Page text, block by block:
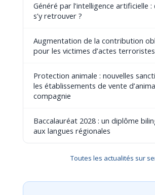
Généré par l’intelligence artificielle
s’y retrouver ?
Augmentation de la contribution
pour les victimes d’actes terroristes
Protection animale : nouvelles
les établissements de vente
compagnie
Baccalauréat 2028 : un diplôme
aux langues régionales
Toutes les actualités sur